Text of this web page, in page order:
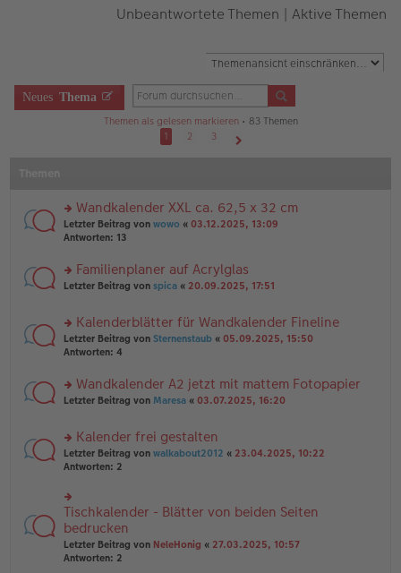
Unbeantwortete Themen | Aktive Themen
Neues Thema
Themen als gelesen markieren• 83 Themen
1
2
3
rs
te
n
g
es
e
n
er
ei
tr
Wandkalender XXL ca. 62,5 x 32 cm
Letzter Beitrag von wowo « 03.12.2025, 13:09
Antworten: 13
rs
u
n
g
es
e
n
B
ei
tr
a
Familienplaner auf Acrylglas
Letzter Beitrag von spica « 20.09.2025, 17:51
rs
te
n
g
es
e
n
er
ei
tr
a
g
Kalenderblätter für Wandkalender Fineline
Letzter Beitrag von Sternenstaub « 05.09.2025, 15:50
Antworten: 4
rs
u
n
g
es
e
n
er
B
ei
Wandkalender A2 jetzt mit mattem Fotopapier
Letzter Beitrag von Maresa « 03.07.2025, 16:20
rs
te
u
n
g
el
es
e
Kalender frei gestalten
Letzter Beitrag von walkabout2012 « 23.04.2025, 10:22
Antworten: 2
rs
te
r
u
n
Tischkalender - Blätter von beiden Seiten
bedrucken
Letzter Beitrag von NeleHonig « 27.03.2025, 10:57
Antworten: 2